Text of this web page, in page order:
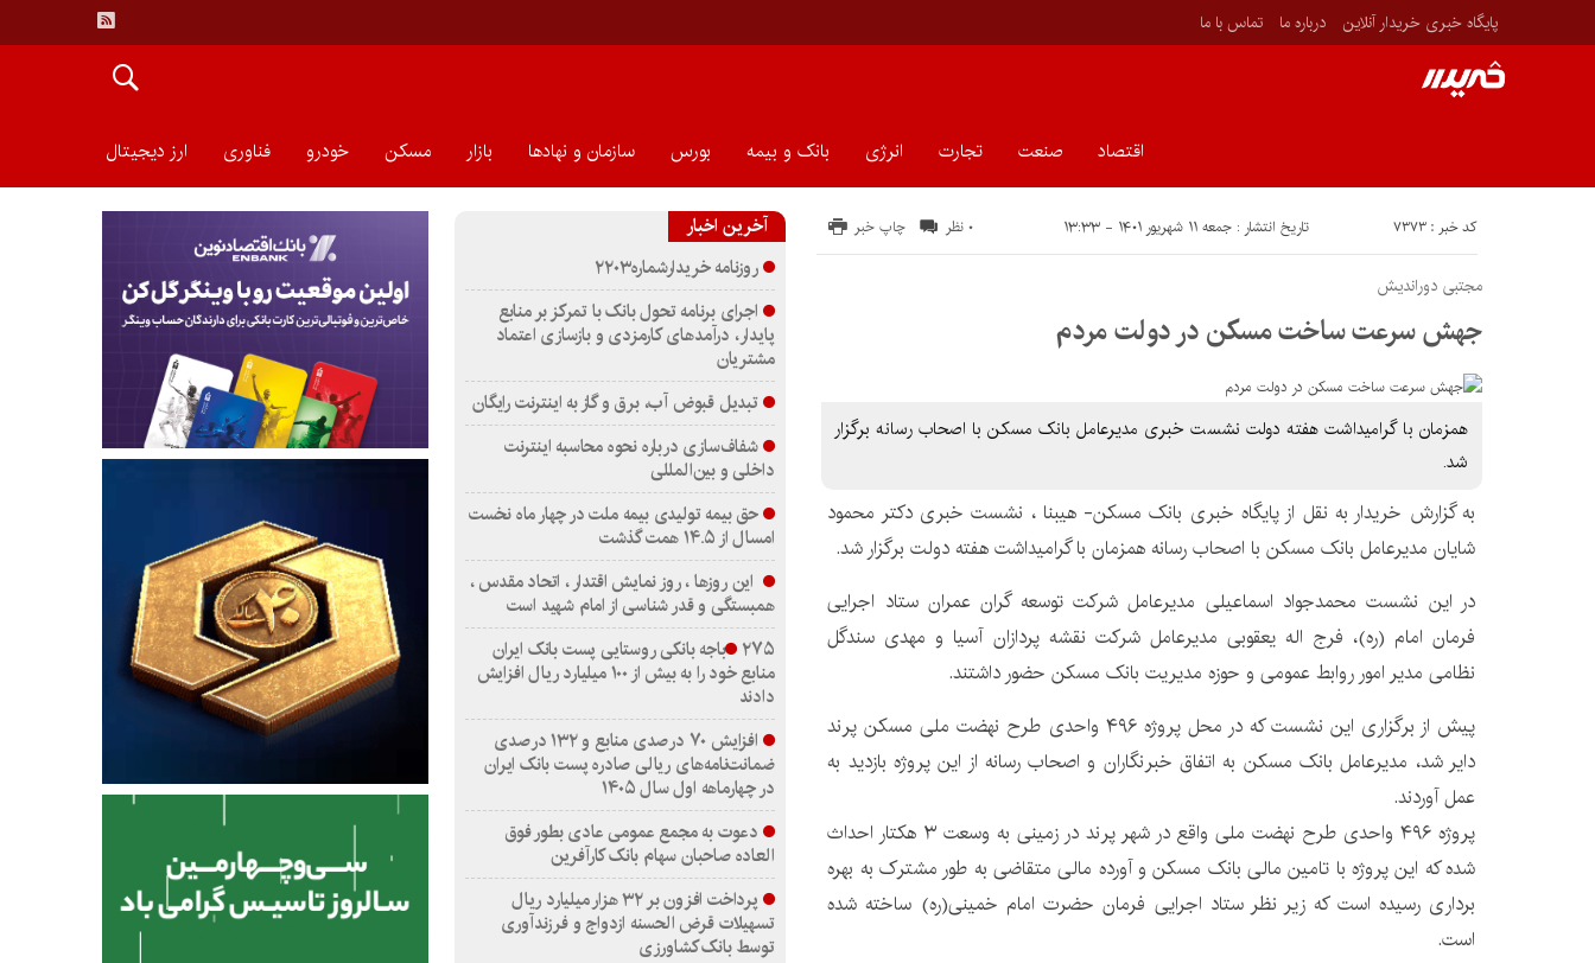
پایگاه خبری خریدار آنلاین درباره ما تماس با ما
اقتصاد صنعت تجارت انرژی بانک و بیمه بورس سازمان و نهادها بازار مسکن خودرو فناوری ارز دیجیتال
کد خبر : ۷۳۷۳ تاریخ انتشار : جمعه ۱۱ شهریور ۱۴۰۱ - ۱۳:۳۳ چاپ خبر ۰ نظر
مجتبی دوراندیش
جهش سرعت ساخت مسکن در دولت مردم
همزمان با گرامیداشت هفته دولت نشست خبری مدیرعامل بانک مسکن با اصحاب رسانه برگزار
شد.
به گزارش خریدار به نقل از پایگاه خبری بانک مسکن- هیبنا ، نشست خبری دکتر محمود
شایان مدیرعامل بانک مسکن با اصحاب رسانه همزمان با گرامیداشت هفته دولت برگزار شد.
در این نشست محمدجواد اسماعیلی مدیرعامل شرکت توسعه گران عمران ستاد اجرایی
فرمان امام (ره)، فرج اله یعقوبی مدیرعامل شرکت نقشه پردازان آسیا و مهدی سندگل
نظامی مدیر امور روابط عمومی و حوزه مدیریت بانک مسکن حضور داشتند.
پیش از برگزاری این نشست که در محل پروژه ۴۹۶ واحدی طرح نهضت ملی مسکن پرند
دایر شد، مدیرعامل بانک مسکن به اتفاق خبرنگاران و اصحاب رسانه از این پروژه بازدید به
عمل آوردند.
پروژه ۴۹۶ واحدی طرح نهضت ملی واقع در شهر پرند در زمینی به وسعت ۳ هکتار احداث
شده که این پروژه با تامین مالی بانک مسکن و آورده مالی متقاضی به طور مشترک به بهره
برداری رسیده است که زیر نظر ستاد اجرایی فرمان حضرت امام خمینی(ره) ساخته شده
است.
آخرین اخبار
روزنامه خریدارشماره۲۲۰۳
اجرای برنامه تحول بانک با تمرکز بر منابع
پایدار، درآمدهای کارمزدی و بازسازی اعتماد
مشتریان
تبدیل قبوض آب، برق و گاز به اینترنت رایگان
شفاف‌سازی درباره نحوه محاسبه اینترنت
داخلی و بین‌المللی
حق بیمه تولیدی بیمه ملت در چهار ماه نخست
امسال از ۱۴.۵ همت گذشت
این روزها ، روز نمایش اقتدار ، اتحاد مقدس ،
همبستگی و قدر شناسی از امام شهید است
۲۷۵باجه بانکی روستایی پست بانک ایران
منابع خود را به بیش از ۱۰۰ میلیارد ریال افزایش
دادند
افزایش ۷۰ درصدی منابع و ۱۳۲ درصدی
ضمانت‌نامه‌های ریالی صادره پست بانک ایران
در چهارماهه اول سال ۱۴۰۵
دعوت به مجمع عمومی عادی بطور فوق
العاده صاحبان سهام بانک کارآفرین
پرداخت افزون بر ۳۲ هزار میلیارد ریال
تسهیلات قرض الحسنه ازدواج و فرزندآوری
توسط بانک کشاورزی